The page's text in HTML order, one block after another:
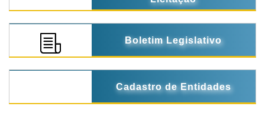
Boletim Legislativo
Cadastro de Entidades